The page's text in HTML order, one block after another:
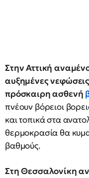
Στην Αττική
αυξημένες
πρόσκαιρη ασθενή
πνέουν βόρειοι
και τοπικά στα
θερμοκρασία θα
βαθμούς.
Στη Θεσσαλονίκη